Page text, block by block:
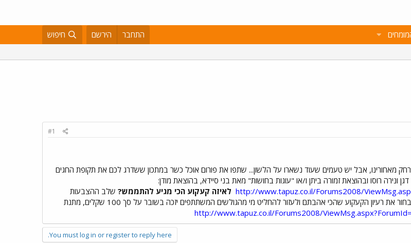
התחבר הירשם חיפוש
#1
מאחורינו, אבל יש טעמים שעוד נשארו על הלשון... שתפו את פורום אוכל כשר במתכון ששדרג לכם את תקופת החגים
ונירה רוסו ובהוצאת זמורה ביתן ו/או "עוגות בחושות" מאת בני סיידא, בהוצאת מודן:
http://www.tapuz.co.il/Forums2008/ לאיזה קעקוע הכי מגיע להתממש? שלב ההצבעות
בפורום פירסינג וקעקועים יוצא לדרך! עכשיו תורכם לבחור את רעיון הקעקוע שהכי אהבתם ולעזור להחליט מי מהגולשים המשתתפים יזכה בשובר על סך 100 שקלים, מתנת
http://www.tapuz.co.il/Forums2008/
You must log in or register to reply here.